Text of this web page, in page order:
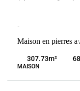
Maison en pierres
307.73m²
MAISON